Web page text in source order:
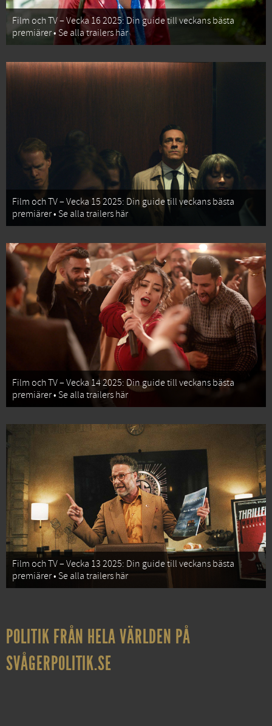
Film och TV – Vecka 16 2025: Din guide till veckans bästa
premiärer • Se alla trailers här
Film och TV – Vecka 15 2025: Din guide till veckans bästa
premiärer • Se alla trailers här
Film och TV – Vecka 14 2025: Din guide till veckans bästa
premiärer • Se alla trailers här
Film och TV – Vecka 13 2025: Din guide till veckans bästa
premiärer • Se alla trailers här
POLITIK FRÅN HELA VÄRLDEN PÅ
SVÅGERPOLITIK.SE